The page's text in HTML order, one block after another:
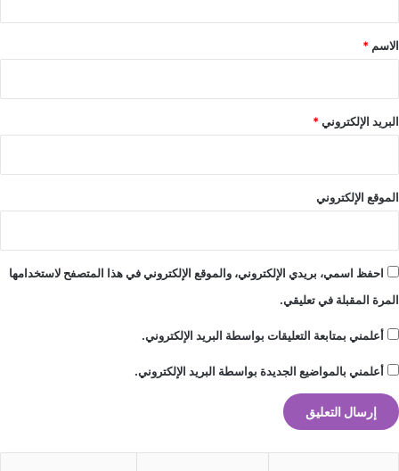
ي
ن
*
الاسم *
البريد الإلكتروني*
الموقع الإلكتروني
احفظ اسمي، بريدي الإلكتروني، والموقع الإلكتروني في هذا المتصفح لاستخدامها
المرة المقبلة في تعليقي.
أعلمني بمتابعة التعليقات بواسطة البريد الإلكتروني.
أعلمني بالمواضيع الجديدة بواسطة البريد الإلكتروني.